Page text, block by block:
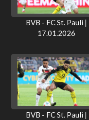
BVB - FC St. Pauli |
17.01.2026
BVB - FC St. Pauli |